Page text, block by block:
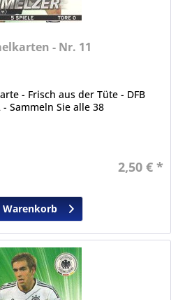
- Nr. 11
- Frisch aus der Tüte - DFB
Sammeln Sie alle 38
2,50 € *
Warenkorb